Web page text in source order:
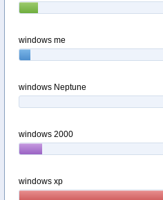
windows me
windows Neptune
windows 2000
windows xp